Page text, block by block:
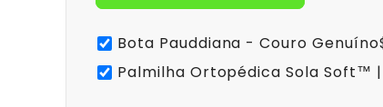
Bota Pauddiana - Couro Genuíno
Palmilha Ortopédica Sola Soft™